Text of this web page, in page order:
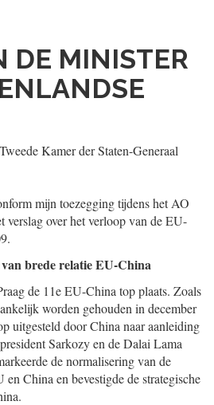
DE MINISTER
Kamer der Staten-Generaal
mijn toezegging tijdens het AO
over het verloop van de EU-
brede relatie EU-China
de 11e EU-China top plaats. Zoals
worden gehouden in december
uitgesteld door China naar aanleiding
Sarkozy en de Dalai Lama
de normalisering van de
China en bevestigde de strategische